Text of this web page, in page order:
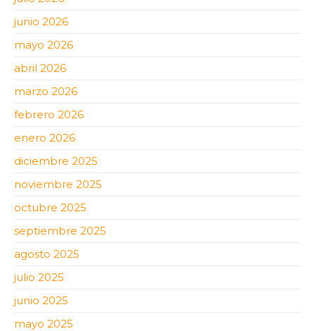
junio 2026
mayo 2026
abril 2026
marzo 2026
febrero 2026
enero 2026
diciembre 2025
noviembre 2025
octubre 2025
septiembre 2025
agosto 2025
julio 2025
junio 2025
mayo 2025